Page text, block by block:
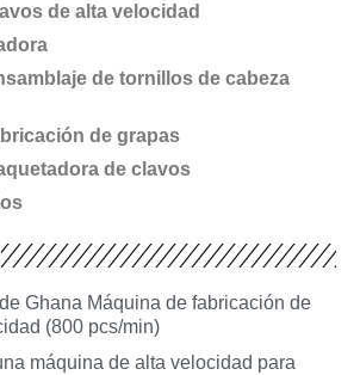
de alta velocidad
de tornillos de cabeza
de grapas
de clavos
Ghana Máquina de fabricación de
(800 pcs/min)
máquina de alta velocidad para